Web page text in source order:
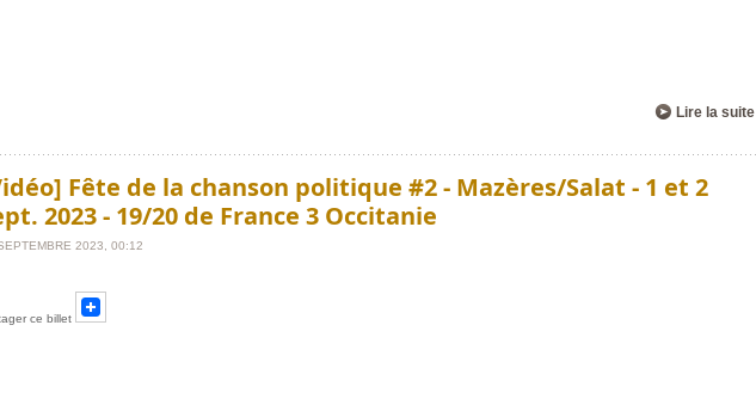
Lire la suite
Fête de la chanson politique #2 - Mazères/Salat - 1 et 2
2023 - 19/20 de France 3 Occitanie
2023, 00:12
ce billet